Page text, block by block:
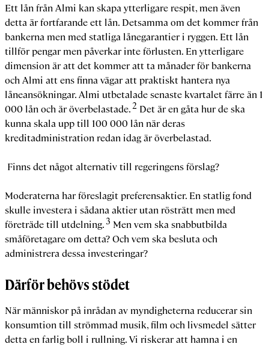
Ett lån från Almi kan skapa ytterligare respit, men även
detta är fortfarande ett lån. Detsamma om det kommer från
bankerna men med statliga lånegarantier i ryggen. Ett lån
tillför pengar men påverkar inte förlusten. En ytterligare
dimension är att det kommer att ta månader för bankerna
och Almi att ens finna vägar att praktiskt hantera nya
låneansökningar. Almi utbetalade senaste kvartalet färre än 1
000 lån och är överbelastade.2 Det är en gåta hur de ska
kunna skala upp till 100 000 lån när deras
kreditadministration redan idag är överbelastad.
Finns det något alternativ till regeringens förslag?
Moderaterna har föreslagit preferensaktier. En statlig fond
skulle investera i sådana aktier utan rösträtt men med
företräde till utdelning. 3 Men vem ska snabbutbilda
småföretagare om detta? Och vem ska besluta och
administrera dessa investeringar?
Därför behövs stödet
När människor på inrådan av myndigheterna reducerar sin
konsumtion till strömmad musik, film och livsmedel sätter
detta en farlig boll i rullning. Vi riskerar att hamna i en